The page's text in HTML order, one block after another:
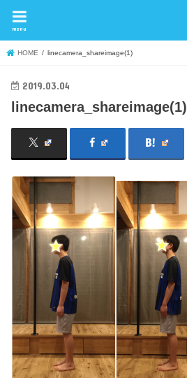
menu
HOME linecamera_shareimage(1)
2019.03.04
linecamera_shareimage(1)